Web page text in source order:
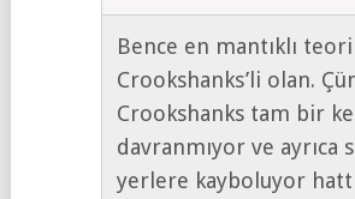
Bence en mantıklı teori
Crookshanks’li olan.
Crookshanks tam bir
davranmıyor ve ayrıca
yerlere kayboluyor